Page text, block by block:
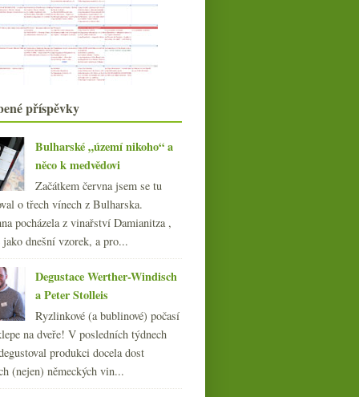
Mělnické zámecké
zklamání
Burgundska
Riesling, opáčko Beaujolais a
fajnový crémant
Ceny vína v roce 1918, minimální
cena lahve, Družs...
listopadu (21)
října(20)
září
srpna
července
června(22)
května(22)
dubna(21)
března
února(21)
ledna (20)
(251)
(254)
(249)
(254)
(252)
příspěvky
Bulharské „území nikoho“ a
něco k medvědovi
Začátkem června jsem se tu
o třech vínech z Bulharska.
pocházela z vinařství Damianitza ,
jako dnešní vzorek, a pro...
Degustace Werther-Windisch
a Peter Stolleis
Ryzlinkové (a bublinové) počasí
na dveře! V posledních týdnech
produkci docela dost
(nejen) německých vin...